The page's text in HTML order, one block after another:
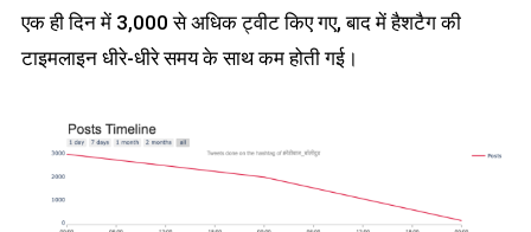
एक ही दिन में 3,000 से अधिक ट्वीट किए गए, बाद में हैशटैग की
टाइमलाइन धीरे-धीरे समय के साथ कम होती गई।